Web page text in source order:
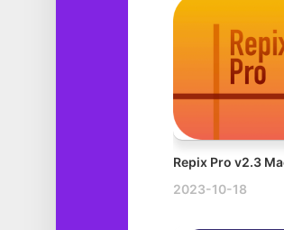
2023-10-18